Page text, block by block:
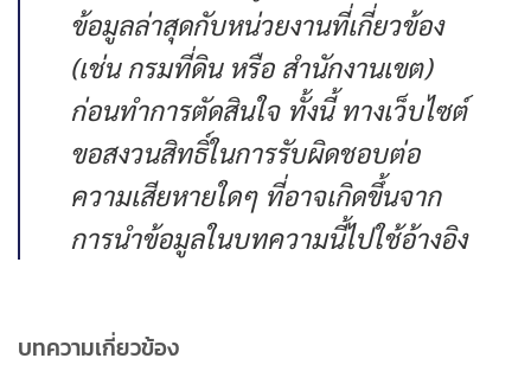
ข้อมูลล่าสุดกับหน่วยงานที่เกี่ยวข้อง
(เช่น กรมที่ดิน หรือ สำนักงานเขต)
ก่อนทำการตัดสินใจ ทั้งนี้ ทางเว็บไซต์
ขอสงวนสิทธิ์ในการรับผิดชอบต่อ
ความเสียหายใดๆ ที่อาจเกิดขึ้นจาก
การนำข้อมูลในบทความนี้ไปใช้อ้างอิง
บทความเกี่ยวข้อง